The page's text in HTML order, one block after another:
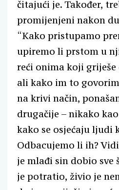
čitajući je. Također,
promijenjeni nakon
“Kako pristupamo
upiremo li prstom u
reći onima koji
ali kako im to
na krivi način,
drugačije – nikako
kako se osjećaju ljudi
Odbacujemo li ih?
je mlađi sin dobio sve
je potratio, živio je